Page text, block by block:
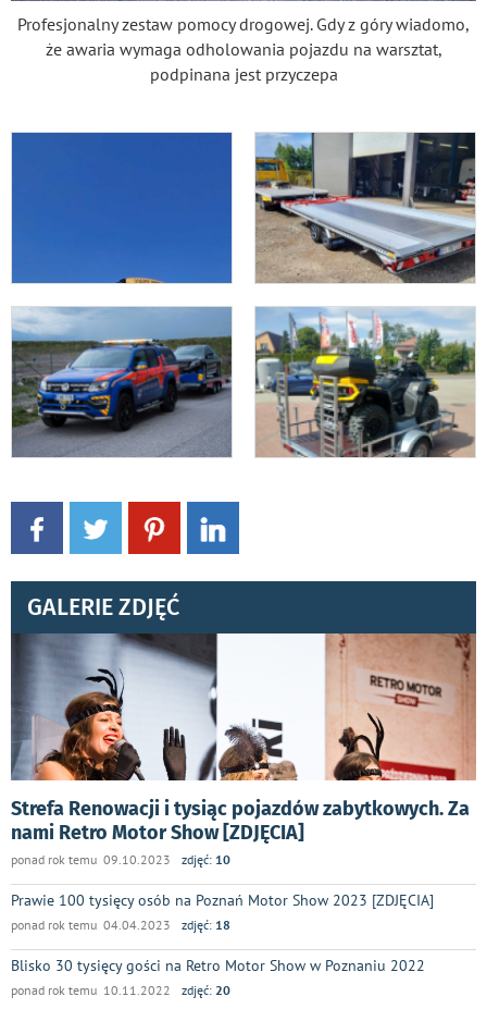
Profesjonalny zestaw pomocy drogowej. Gdy z góry wiadomo,
że awaria wymaga odholowania pojazdu na warsztat,
podpinana jest przyczepa
GALERIE ZDJĘĆ
Strefa Renowacji i tysiąc pojazdów zabytkowych. Za
nami Retro Motor Show [ZDJĘCIA]
ponad rok temu 09.10.2023 zdjęć: 10
Prawie 100 tysięcy osób na Poznań Motor Show 2023 [ZDJĘCIA]
ponad rok temu 04.04.2023 zdjęć: 18
Blisko 30 tysięcy gości na Retro Motor Show w Poznaniu 2022
ponad rok temu 10.11.2022 zdjęć: 20